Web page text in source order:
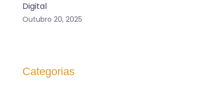
Digital
Outubro 20, 2025
Categorias